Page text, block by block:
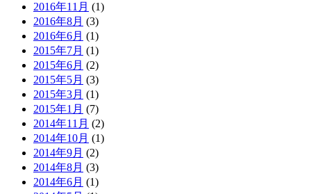
2016年11月 (1)
2016年8月 (3)
2016年6月 (1)
2015年7月 (1)
2015年6月 (2)
2015年5月 (3)
2015年3月 (1)
2015年1月 (7)
2014年11月 (2)
2014年10月 (1)
2014年9月 (2)
2014年8月 (3)
2014年6月 (1)